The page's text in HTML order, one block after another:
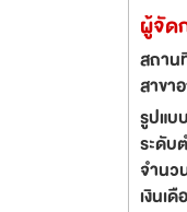
ผู้จัด
สถาน
สาขา
รูปแบ
ระดับ
จำน
เงินเ